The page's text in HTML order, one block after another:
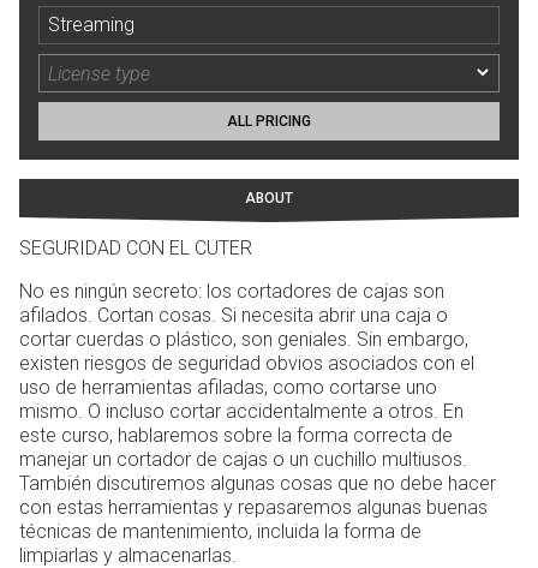
Streaming
ALL PRICING
ABOUT
SEGURIDAD CON EL CUTER
No es ningún secreto: los cortadores de cajas son
afilados. Cortan cosas. Si necesita abrir una caja o
cortar cuerdas o plástico, son geniales. Sin embargo,
existen riesgos de seguridad obvios asociados con el
uso de herramientas afiladas, como cortarse uno
mismo. O incluso cortar accidentalmente a otros. En
este curso, hablaremos sobre la forma correcta de
manejar un cortador de cajas o un cuchillo multiusos.
También discutiremos algunas cosas que no debe hacer
con estas herramientas y repasaremos algunas buenas
técnicas de mantenimiento, incluida la forma de
limpiarlas y almacenarlas.